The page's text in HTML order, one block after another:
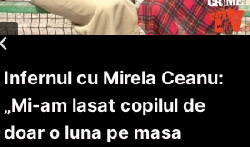
Infernul cu Mirela Ceanu:
„Mi-am lasat copilul de
doar o luna pe masa